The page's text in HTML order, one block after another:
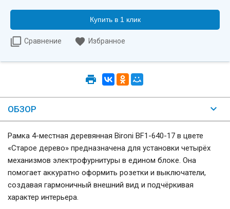
Купить в 1 клик
Сравнение Избранное
ОБЗОР
Рамка 4-местная деревянная Bironi BF1-640-17 в цвете
«Старое дерево» предназначена для установки четырёх
механизмов электрофурнитуры в едином блоке. Она
помогает аккуратно оформить розетки и выключатели,
создавая гармоничный внешний вид и подчёркивая
характер интерьера.